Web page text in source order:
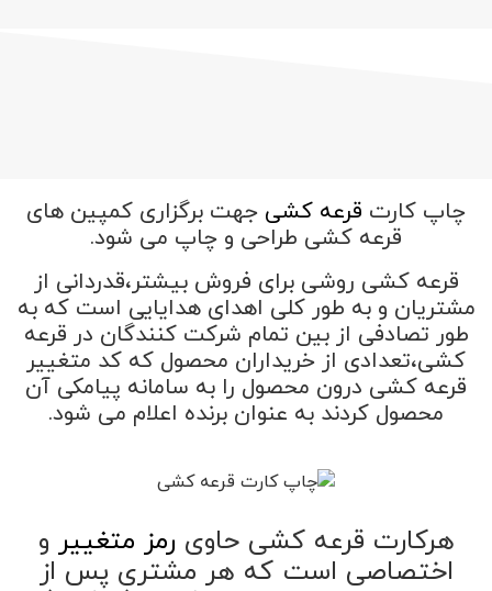
چاپ کارت قرعه کشی جهت برگزاری کمپین های
قرعه کشی طراحی و چاپ می شود.
قرعه کشی روشی برای فروش بیشتر،قدردانی از
مشتریان و به طور کلی اهدای هدایایی است که به
طور تصادفی از بین تمام شرکت کنندگان در قرعه
کشی،تعدادی از خریداران محصول که کد متغییر
قرعه کشی درون محصول را به سامانه پیامکی آن
محصول کردند به عنوان برنده اعلام می شود.
هرکارت قرعه کشی حاوی رمز متغییر و
اختصاصی است که هر مشتری پس از